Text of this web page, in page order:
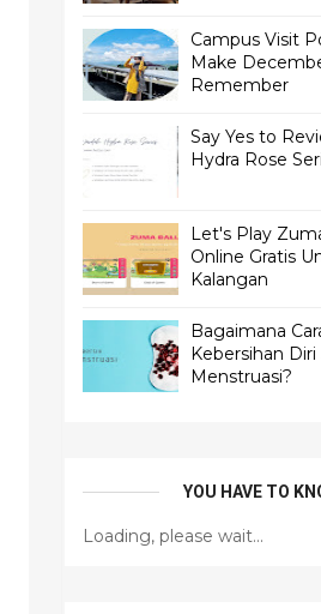
Campus Visit
Make
Remember
Say Yes to
Hydra Rose
Let's Play
Online Gratis
Kalangan
Bagaimana
Kebersihan Diri
Menstruasi?
YOU HAVE TO
Loading, please wait...